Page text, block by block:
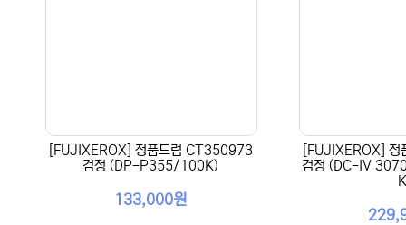
[FUJIXEROX] 정품드럼 CT350973
검정 (DP-P355/100K)
133,000원
[FUJIXEROX]
검정 (DC-IV